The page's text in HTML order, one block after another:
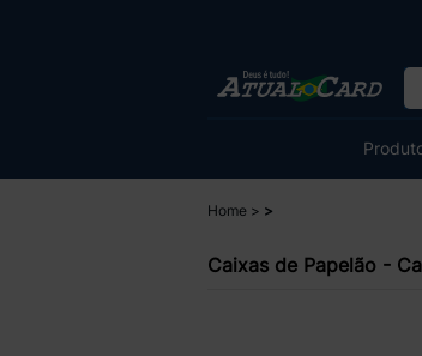
Home
Caixas de Papelão -